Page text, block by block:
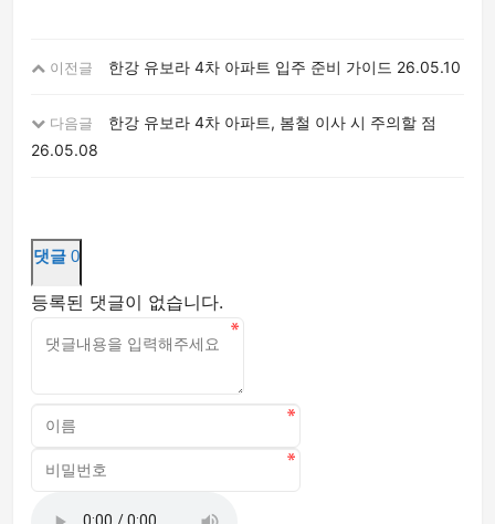
이전글 한강 유보라 4차 아파트 입주 준비 가이드 26.05.10
다음글
한강 유보라 4차 아파트, 봄철 이사 시 주의할 점
26.05.08
댓글 0
등록된 댓글이 없습니다.